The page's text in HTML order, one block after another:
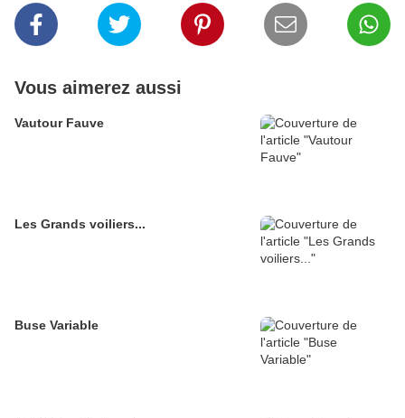
Vous aimerez aussi
Vautour Fauve
Les Grands voiliers...
Buse Variable